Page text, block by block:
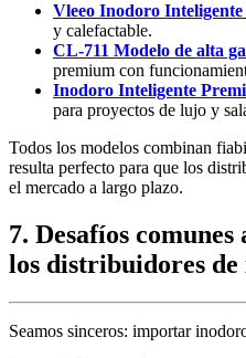
Vleeo Inodoro Inteligente
y calefactable.
CL-711 Modelo de alta
premium con
Inodoro Inteligente
para proyectos de lujo y
Todos los modelos combinan
resulta perfecto para que los
el mercado a largo plazo.
7. Desafíos comunes
los distribuidores
Seamos sinceros: importar